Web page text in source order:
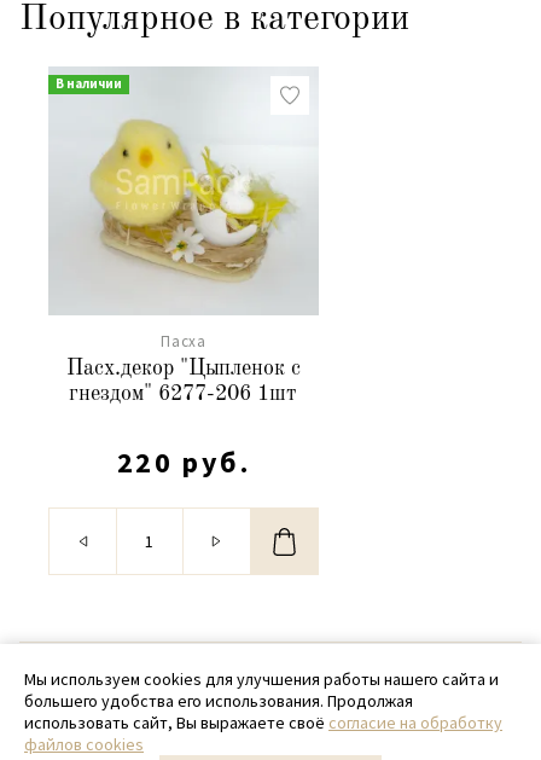
Популярное в категории
В наличии
Пасха
Пасх.декор "Цыпленок с
гнездом" 6277-206 1шт
220 руб.
© 2020 - 2026 SamPack
+ 7 (918) 699-97-87
zakaz@sampack.store
Мы используем cookies для улучшения работы нашего сайта и
большего удобства его использования. Продолжая
использовать сайт, Вы выражаете своё согласие на обработку
файлов cookies